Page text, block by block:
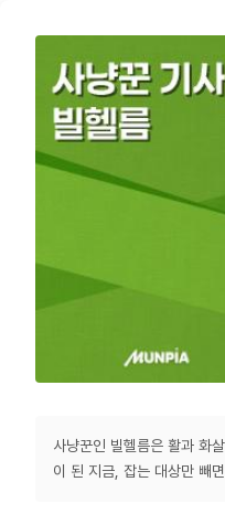
사냥꾼인 빌헬름은 활과 화
이 된 지금, 잡는 대상만 빼